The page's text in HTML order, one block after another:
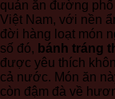
quán ăn đường
Việt Nam, với nền
đời hàng loạt món
số đó, bánh tráng
được yêu thích
cả nước. Món ăn
còn đậm đà về